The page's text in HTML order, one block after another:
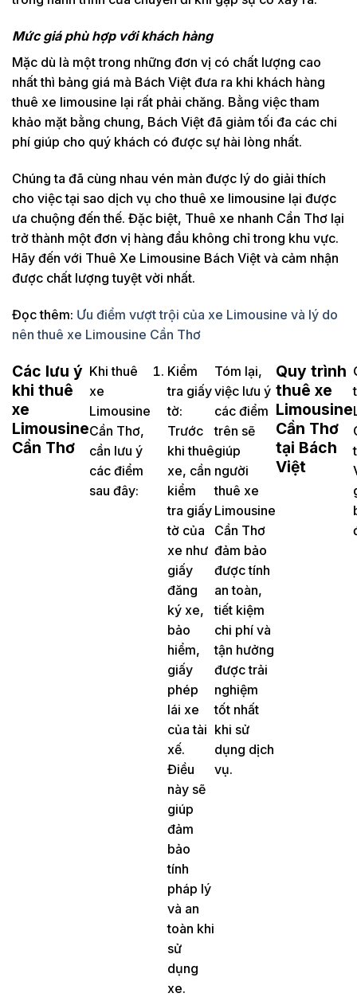
Mức giá phù hợp với khách hàng
Mặc dù là một trong những đơn vị có chất lượng cao
nhất thì bảng giá mà Bách Việt đưa ra khi khách hàng
thuê xe limousine lại rất phải chăng. Bằng việc tham
khảo mặt bằng chung, Bách Việt đã giảm tối đa các chi
phí giúp cho quý khách có được sự hài lòng nhất.
Chúng ta đã cùng nhau vén màn được lý do giải thích
cho việc tại sao dịch vụ cho thuê xe limousine lại được
ưa chuộng đến thế. Đặc biệt, Thuê xe nhanh Cần Thơ lại
trở thành một đơn vị hàng đầu không chỉ trong khu vực.
Hãy đến với Thuê Xe Limousine Bách Việt và cảm nhận
được chất lượng tuyệt vời nhất.
Đọc thêm: Ưu điểm vượt trội của xe Limousine và lý do
nên thuê xe Limousine Cần Thơ
Các lưu ý
khi thuê
xe
Limousine
Cần Thơ
Khi thuê
xe
Limousine
Cần Thơ,
cần lưu ý
các điểm
sau đây:
Kiểm
tra giấy
tờ:
Trước
khi thuê
xe, cần
kiểm
tra giấy
tờ của
xe như
giấy
đăng
ký xe,
bảo
hiểm,
giấy
phép
lái xe
của tài
xế.
Điều
này sẽ
giúp
đảm
bảo
tính
pháp lý
và an
toàn khi
sử
dụng
xe.
Tóm lại,
việc lưu ý
các điểm
trên sẽ
giúp
người
thuê xe
Limousine
Cần Thơ
đảm bảo
được tính
an toàn,
tiết kiệm
chi phí và
tận hưởng
được trải
nghiệm
tốt nhất
khi sử
dụng dịch
vụ.
Quy trình
thuê xe
Limousine
Cần Thơ
tại Bách
Việt